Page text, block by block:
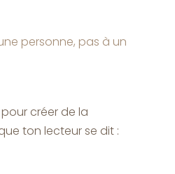
personne, pas à un
créer de la
ton lecteur se dit :